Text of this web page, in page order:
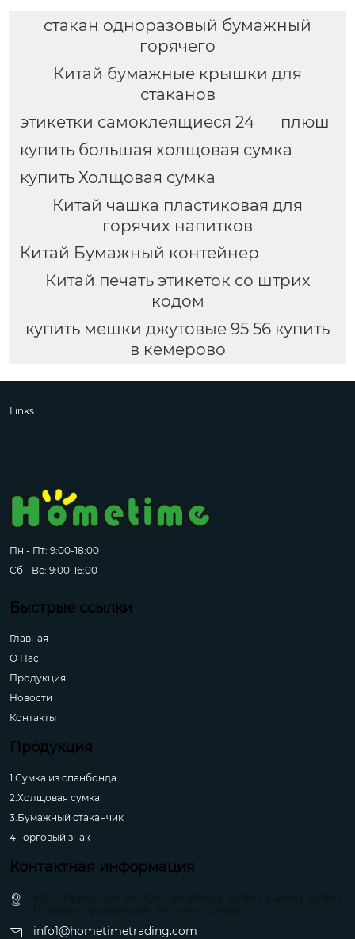
стакан одноразовый бумажный
горячего
Китай бумажные крышки для
стаканов
этикетки самоклеящиеся 24
плюш
купить большая холщовая сумка
купить Холщовая сумка
Китай чашка пластиковая для
горячих напитков
Китай Бумажный контейнер
Китай печать этикеток со штрих
кодом
купить мешки джутовые 95 56 купить
в кемерово
Links:
Пн - Пт: 9:00-18:00
Сб - Вс: 9:00-16:00
Быстрые ссылки
Главная
О Hас
Продукция
Новости
Контакты
Продукция
1.Сумка из спанбонда
2.Холщовая сумка
3.Бумажный стаканчик
4.Торговый знак
Контактная информация
info1@hometimetrading.com